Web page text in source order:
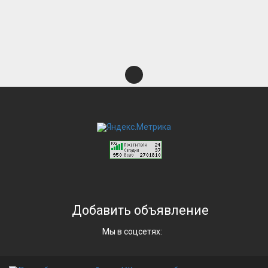
Добавить объявление
Мы в соцсетях: